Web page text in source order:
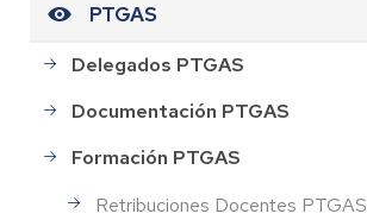
PTGAS
Delegados PTGAS
Documentación PTGAS
Formación PTGAS
Retribuciones Docentes PTGAS